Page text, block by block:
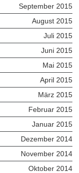
September 2015
August 2015
Juli 2015
Juni 2015
Mai 2015
April 2015
März 2015
Februar 2015
Januar 2015
Dezember 2014
November 2014
Oktober 2014